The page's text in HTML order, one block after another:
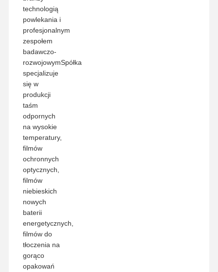
technologią
powlekania i
profesjonalnym
zespołem
badawczo-
rozwojowymSpółka
specjalizuje
się w
produkcji
taśm
odpornych
na wysokie
temperatury,
filmów
ochronnych
optycznych,
filmów
niebieskich
nowych
baterii
energetycznych,
filmów do
tłoczenia na
gorąco
opakowań